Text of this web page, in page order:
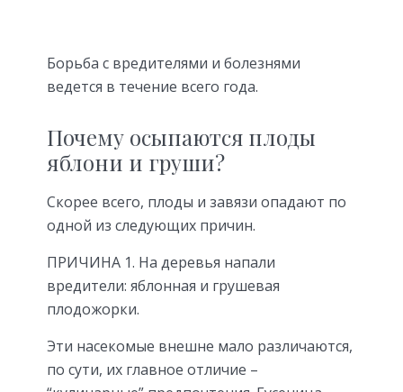
Борьба с вредителями и болезнями
ведется в течение всего года.
Почему осыпаются плоды
яблони и груши?
Скорее всего, плоды и завязи опадают по
одной из следующих причин.
ПРИЧИНА 1. На деревья напали
вредители: яблонная и грушевая
плодожорки.
Эти насекомые внешне мало различаются,
по сути, их главное отличие –